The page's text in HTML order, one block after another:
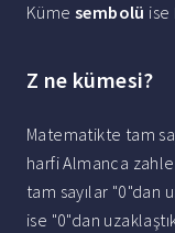
Küme sembolü ise
Z ne kümesi?
Matematikte tam
harfi Almanca
tam sayılar "0"dan
ise "0"dan